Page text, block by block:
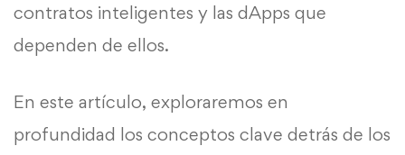
contratos inteligentes y las dApps que
dependen de ellos.
En este artículo, exploraremos en
profundidad los conceptos clave detrás de los